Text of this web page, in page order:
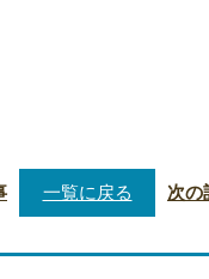
一覧に戻る 次の